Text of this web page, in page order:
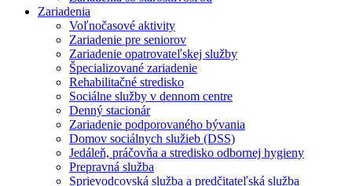
Zariadenia
Voľnočasové aktivity
Zariadenie pre seniorov
Zariadenie opatrovateľskej služby
Špecializované zariadenie
Rehabilitačné stredisko
Sociálne služby v dennom centre
Denný stacionár
Zariadenie podporovaného bývania
Domov sociálnych služieb (DSS)
Jedáleň, práčovňa a stredisko odbornej hygieny
Prepravná služba
Sprievodcovská služba a predčitateľská služba